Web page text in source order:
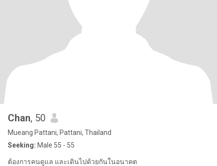
Chan, 50
Mueang Pattani, Pattani, Thailand
Seeking: Male 55 - 55
ต้องการคนดูแล และเดินไปด้วยกันในอนาคต